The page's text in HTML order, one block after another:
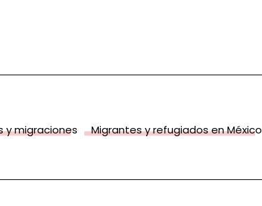
y migraciones Migrantes y refugiados en México